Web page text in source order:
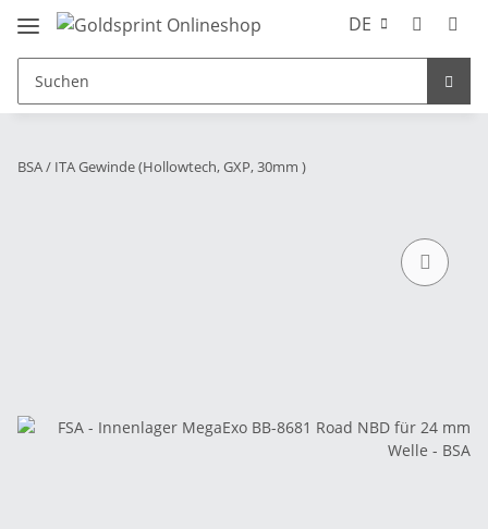
DE
BSA / ITA Gewinde (Hollowtech, GXP, 30mm )